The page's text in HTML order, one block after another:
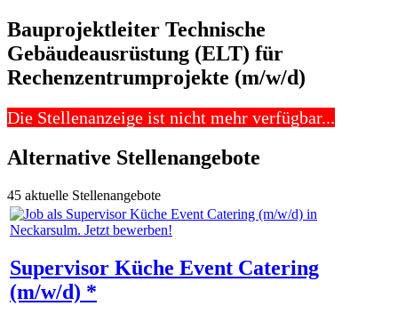
Bauprojektleiter Technische
Gebäudeausrüstung (ELT) für
Rechenzentrumprojekte (m/w/d)
Die Stellenanzeige ist nicht mehr verfügbar...
Alternative Stellenangebote
45 aktuelle Stellenangebote
Supervisor Küche Event Catering
(m/w/d) *